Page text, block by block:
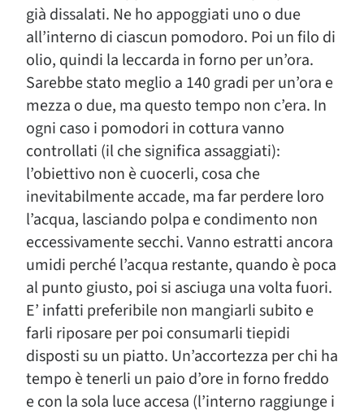
già dissalati. Ne ho appoggiati uno o due
all’interno di ciascun pomodoro. Poi un filo di
olio, quindi la leccarda in forno per un’ora.
Sarebbe stato meglio a 140 gradi per un’ora e
mezza o due, ma questo tempo non c’era. In
ogni caso i pomodori in cottura vanno
controllati (il che significa assaggiati):
l’obiettivo non è cuocerli, cosa che
inevitabilmente accade, ma far perdere loro
l’acqua, lasciando polpa e condimento non
eccessivamente secchi. Vanno estratti ancora
umidi perché l’acqua restante, quando è poca
al punto giusto, poi si asciuga una volta fuori.
E’ infatti preferibile non mangiarli subito e
farli riposare per poi consumarli tiepidi
disposti su un piatto. Un’accortezza per chi ha
tempo è tenerli un paio d’ore in forno freddo
e con la sola luce accesa (l’interno raggiunge i